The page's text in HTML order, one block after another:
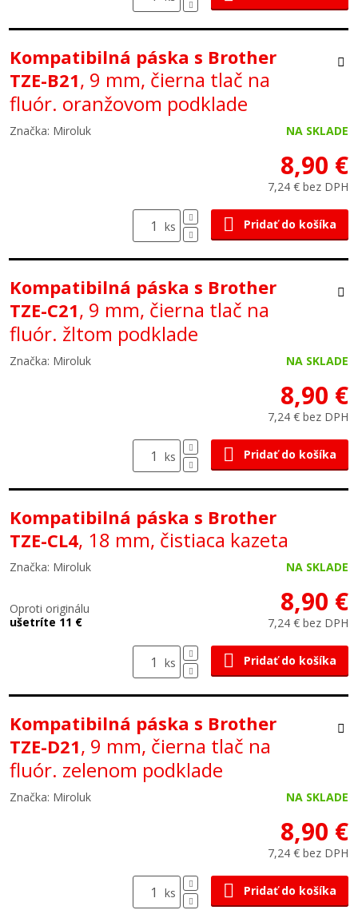
Kompatibilná páska s Brother
TZE-B21, 9 mm, čierna tlač na
fluór. oranžovom podklade
Značka: Miroluk NA SKLADE
8,90 €
7,24 € bez DPH
ks Pridať do košíka
Kompatibilná páska s Brother
TZE-C21, 9 mm, čierna tlač na
fluór. žltom podklade
Značka: Miroluk NA SKLADE
8,90 €
7,24 € bez DPH
ks Pridať do košíka
Kompatibilná páska s Brother
TZE-CL4, 18 mm, čistiaca kazeta
Značka: Miroluk NA SKLADE
Oproti originálu
ušetríte 11 €
8,90 €
7,24 € bez DPH
ks Pridať do košíka
Kompatibilná páska s Brother
TZE-D21, 9 mm, čierna tlač na
fluór. zelenom podklade
Značka: Miroluk NA SKLADE
8,90 €
7,24 € bez DPH
ks Pridať do košíka